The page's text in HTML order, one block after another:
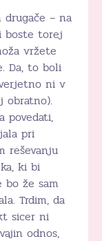
drugače – na
boste torej
vržete
Da, to boli
ni v
obratno).
povedati,
pri
reševanju
ki bi
že sam
Trdim, da
sicer ni
odnos,